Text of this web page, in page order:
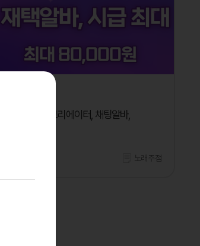
[재택]영상크리에이터, 채팅알바,
노래주점